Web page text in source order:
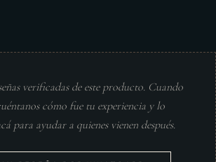
verificadas de este producto. Cuando
cómo fue tu experiencia y lo
para ayudar a quienes vienen después.